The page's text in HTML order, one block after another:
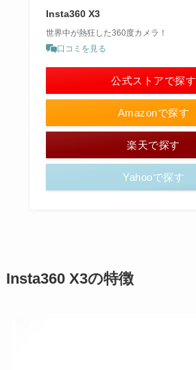
Insta360 X3
世界中が熱狂した360度カメラ！
口コミを見る
Amazonで探す
楽天で探す
Yahooで探す
公式ストアで探す
Insta360 X3の特徴